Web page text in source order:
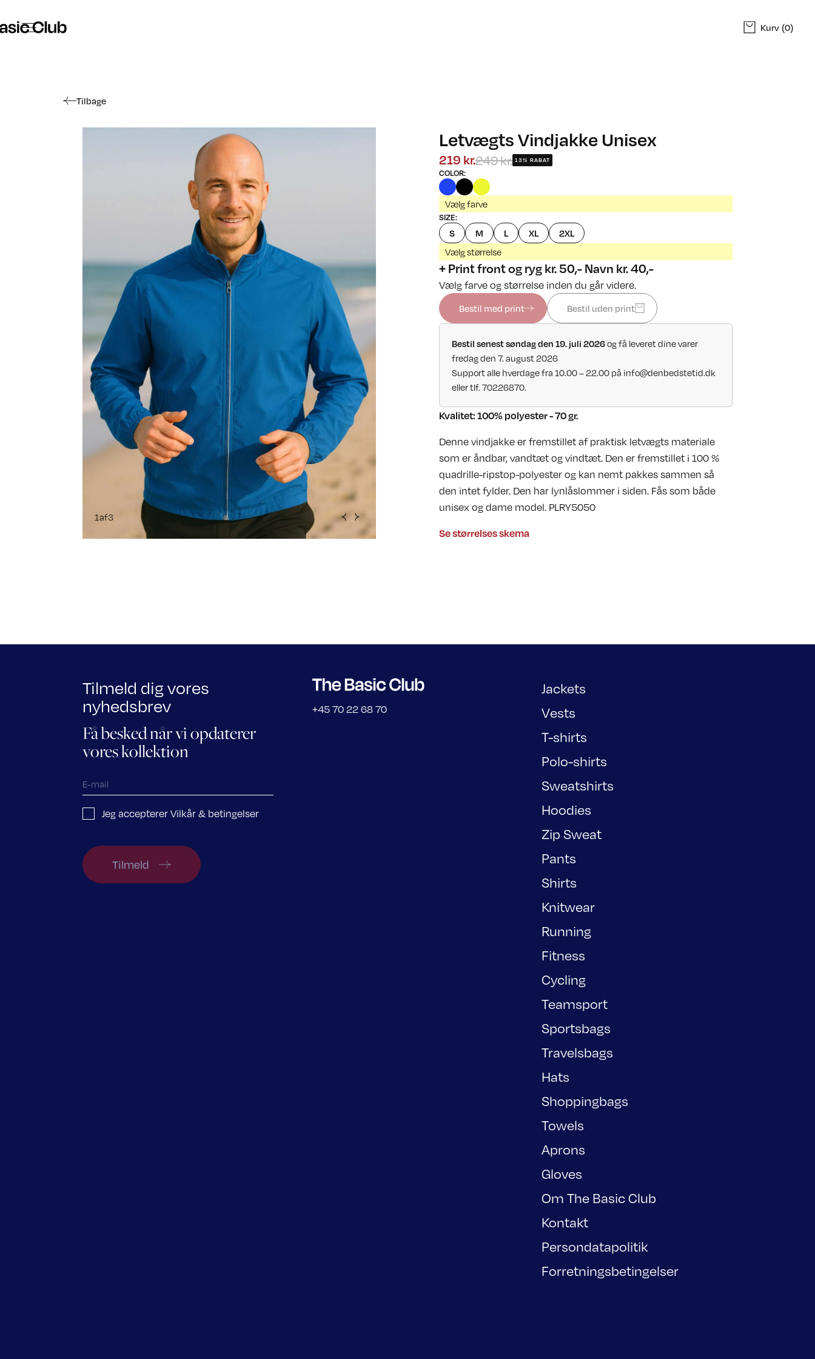
Kurv (0)
Tilbage
1af3
Letvægts Vindjakke Unisex
219 kr.249 kr. 13% RABAT
COLOR:
Vælg farve
SIZE:
S M L XL 2XL
Vælg størrelse
+ Print front og ryg kr. 50,- Navn kr. 40,-
Vælg farve og størrelse inden du går videre.
Bestil med print Bestil uden print
Bestil senest søndag den 19. juli 2026og få leveret dine varer
fredag den 7. august 2026
Support alle hverdage fra 10.00 – 22.00 på info@denbedstetid.dk
eller tlf. 70226870.
Kvalitet: 100% polyester - 70 gr.
Denne vindjakke er fremstillet af praktisk letvægts materiale
som er åndbar, vandtæt og vindtæt. Den er fremstillet i 100 %
quadrille-ripstop-polyester og kan nemt pakkes sammen så
den intet fylder. Den har lynlåslommer i siden. Fås som både
unisex og dame model. PLRY5050
Se størrelses skema
Tilmeld dig vores
nyhedsbrev
Få besked når vi opdaterer
vores kollektion
Jeg accepterer Vilkår & betingelser
Tilmeld
+45 70 22 68 70
Jackets
Vests
T-shirts
Polo-shirts
Sweatshirts
Hoodies
Zip Sweat
Pants
Shirts
Knitwear
Running
Fitness
Cycling
Teamsport
Sportsbags
Travelsbags
Hats
Shoppingbags
Towels
Aprons
Gloves
Om The Basic Club
Kontakt
Persondatapolitik
Forretningsbetingelser